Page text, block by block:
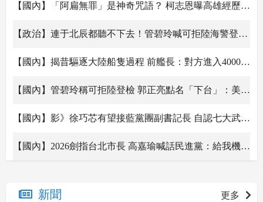
【國內】「阿扁無罪」是神奇咒語？ 柯志恩曝高雄經歷：民眾對我敵意消失、立馬拍手
【政治】連于北辰都聽不下去！管碧玲喊可拒陸海警登檢他4字轟爆
【國內】揭昔驅逐大陸船隻過程 前艦長：對方進入4000碼內就錄影「保護自己」
【國內】管碧玲稱可拒陸登檢 郭正亮點名「下台」：美國都知道事態嚴重了
【國內】影》徐巧芯有望接藍黨團副書記長 自認七大武器之首「好折凳」
【國內】2026劍指台北市長 高嘉瑜喊話民進黨：給我機會贏一席！
新聞 更多